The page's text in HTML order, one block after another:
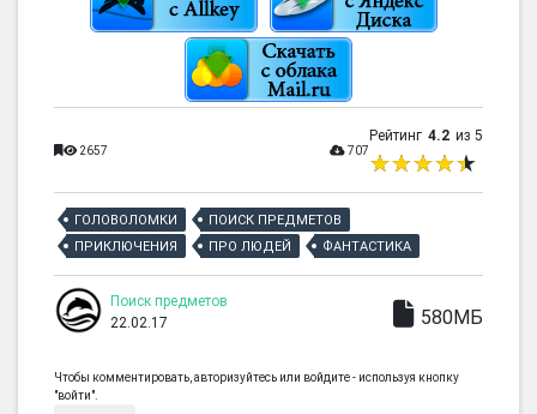
2657 707
Рейтинг 4.2 из 5
ГОЛОВОЛОМКИ
ПОИСК ПРЕДМЕТОВ
ПРИКЛЮЧЕНИЯ
ПРО ЛЮДЕЙ ФАНТАСТИКА
Поиск предметов
22.02.17
580МБ
Чтобы комментировать, авторизуйтесь или войдите - используя кнопку
"войти".